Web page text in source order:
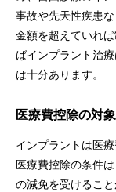
事故や先天性疾患
金額を超えていれ
ばインプラント治
は十分あります。
医療費控除の対
インプラントは医
医療費控除の条件
の減免を受けるこ